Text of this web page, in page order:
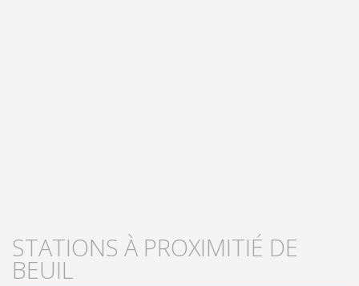
STATIONS À PROXIMITIÉ DE
BEUIL